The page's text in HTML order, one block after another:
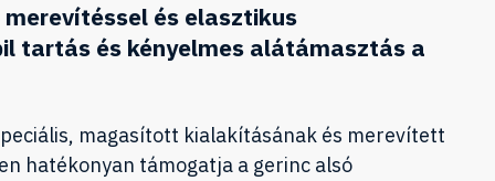
és elasztikus
tartás és kényelmes alátámasztás a
magasított kialakításának és merevített
hatékonyan támogatja a gerinc alsó